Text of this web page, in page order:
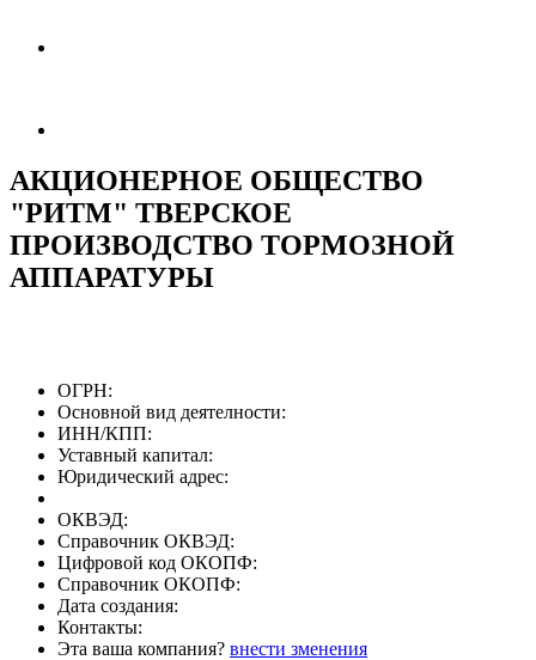
АКЦИОНЕРНОЕ ОБЩЕСТВО
"РИТМ" ТВЕРСКОЕ
ПРОИЗВОДСТВО ТОРМОЗНОЙ
АППАРАТУРЫ
ОГРН:
Основной вид деятелности:
ИНН/КПП:
Уставный капитал:
Юридический адрес:
ОКВЭД:
Справочник ОКВЭД:
Цифровой код ОКОПФ:
Справочник ОКОПФ:
Дата создания:
Контакты:
Эта ваша компания? внести зменения